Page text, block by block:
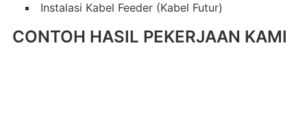
Instalasi Kabel Feeder (Kabel Futur)
CONTOH HASIL PEKERJAAN KAMI